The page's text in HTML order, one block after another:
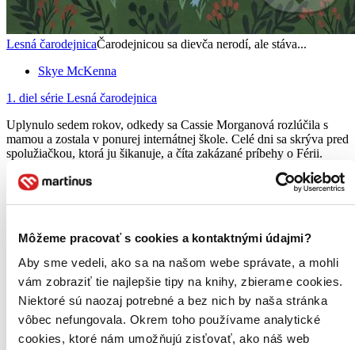
Môžeme pracovať s cookies a kontaktnými údajmi?
Aby sme vedeli, ako sa na našom webe správate, a mohli
vám zobraziť tie najlepšie tipy na knihy, zbierame cookies.
Niektoré sú naozaj potrebné a bez nich by naša stránka
vôbec nefungovala. Okrem toho používame analytické
cookies, ktoré nám umožňujú zisťovať, ako náš web
Lesná čarodejnicaČarodejnicou sa dievča nerodí, ale stáva...
Skye McKenna
1. diel série Lesná čarodejnica
Uplynulo sedem rokov, odkedy sa Cassie Morganová rozlúčila s
mamou a zostala v ponurej internátnej škole. Celé dni sa skrýva pred
spolužiačkou, ktorá ju šikanuje, a číta zakázané príbehy o Férii.
13,50 €
Túto knihu máme síce aktuálne na sklade, máme však už iba
Dodanie ďalších môže trvať dlhšie, zvyčajne do dvoch dní.
Pridať do zoznamu
Vložiť do košíka
EPUB MOBI
9,70 €
Ihneď na stiahnutie